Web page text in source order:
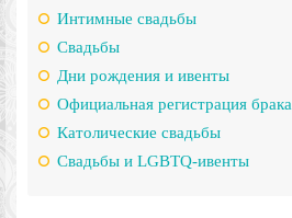
Интимные свадьбы
Свадьбы
Дни рождения и ивенты
Официальная регистрация брака
Католические свадьбы
Свадьбы и LGBTQ-ивенты